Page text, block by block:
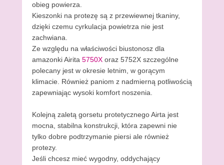
obieg powierza.
Kieszonki na protezę są z przewiewnej tkaniny,
dzięki czemu cyrkulacja powietrza nie jest
zachwiana.
Ze względu na właściwości biustonosz dla
amazonki Airita 5750X oraz 5752X szczególne
polecany jest w okresie letnim, w gorącym
klimacie. Również paniom z nadmierną potliwością
zapewniając wysoki komfort noszenia.
Kolejną zaletą gorsetu protetycznego Airta jest
mocna, stabilna konstrukcji, która zapewni nie
tylko dobre podtrzymanie piersi ale również
protezy.
Jeśli chcesz mieć wygodny, oddychający